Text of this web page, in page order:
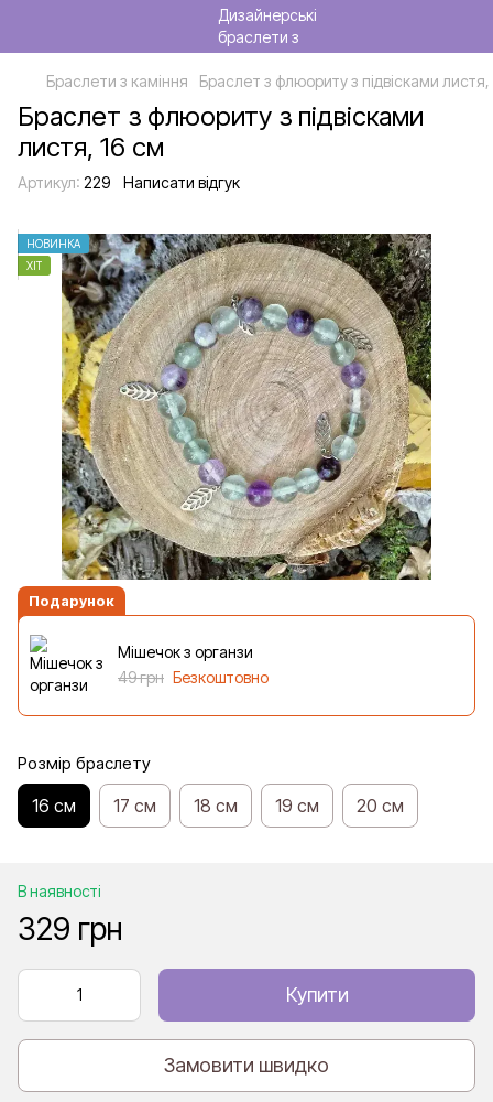
Браслети з каміння Браслет з флюориту з підвісками листя,
Браслет з флюориту з підвісками
листя, 16 см
Артикул: 229 Написати відгук
НОВИНКА
ХІТ
Подарунок
Мішечок з органзи
49 грн Безкоштовно
Розмір браслету
16 см 17 см 18 см 19 см 20 см
В наявності
329 грн
Купити
Замовити швидко